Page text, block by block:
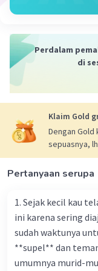
sesuai
5.
akan lebih
dari penonton.
Kesimpulan:
Jadi, ada
kualitas
penonton.
keterampilan
serta reaksi
penjelasan
Beri Rating
Perdalam
di
Klaim Gold
Dengan Gold
sepuasnya,
Pertanyaan serupa
1. Sejak kecil kau
ini karena sering
sudah waktunya
**supel** dan
umumnya murid-